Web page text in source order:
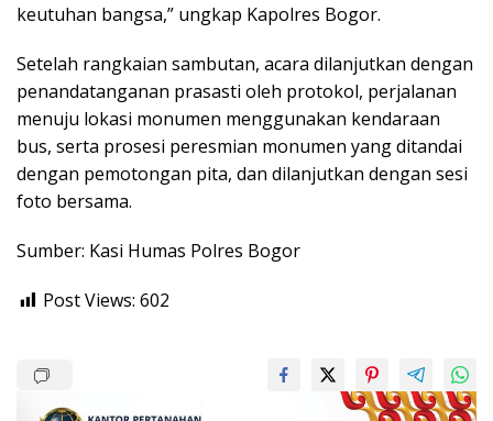
keutuhan bangsa,” ungkap Kapolres Bogor.
Setelah rangkaian sambutan, acara dilanjutkan dengan
penandatanganan prasasti oleh protokol, perjalanan
menuju lokasi monumen menggunakan kendaraan
bus, serta prosesi peresmian monumen yang ditandai
dengan pemotongan pita, dan dilanjutkan dengan sesi
foto bersama.
Sumber: Kasi Humas Polres Bogor
Post Views: 602